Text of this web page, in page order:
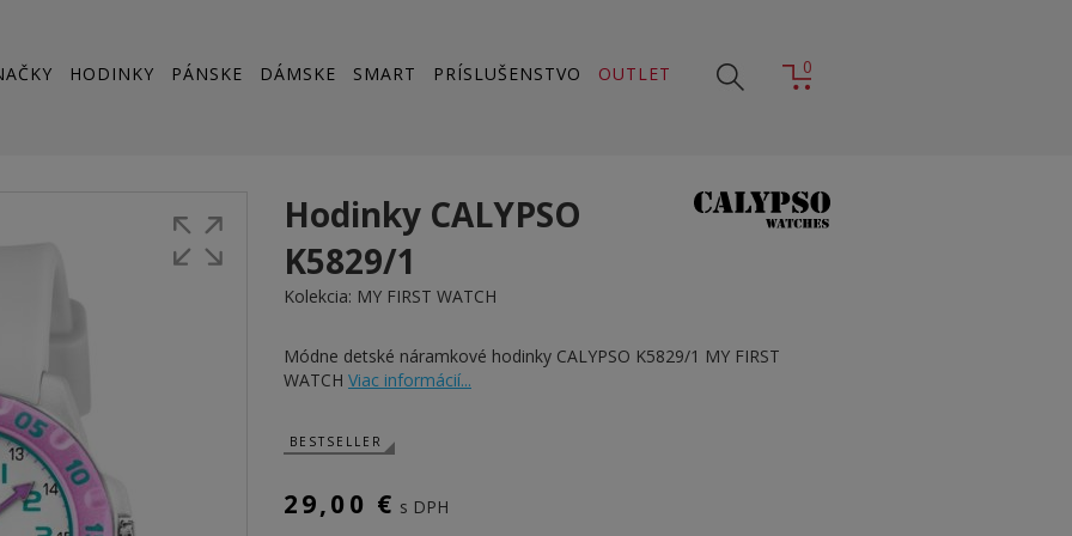
HODINKY PÁNSKE DÁMSKE SMART PRÍSLUŠENSTVO OUTLET 0
Hodinky CALYPSO
K5829/1
Kolekcia: MY FIRST WATCH
Módne detské náramkové hodinky CALYPSO K5829/1 MY FIRST
WATCH Viac informácií...
BESTSELLER
29,00 € s DPH